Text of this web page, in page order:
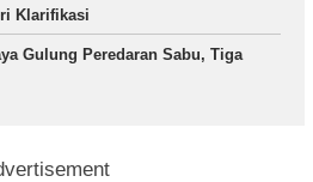
Klarifikasi
Gulung Peredaran Sabu, Tiga